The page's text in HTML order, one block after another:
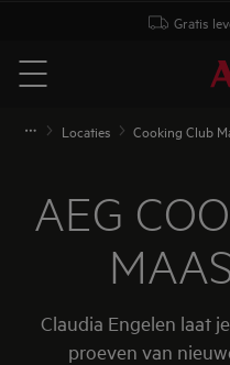
Gratis
Menu
Locaties Cooking Club
AEG
Claudia Engelen laat
proeven van